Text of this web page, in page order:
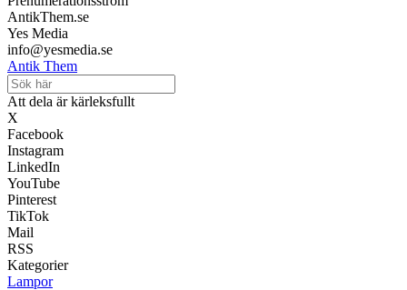
AntikThem.se
Yes Media
info@yesmedia.se
Antik Them
Att dela är kärleksfullt
X
Facebook
Instagram
LinkedIn
YouTube
Pinterest
TikTok
Mail
RSS
Kategorier
Lampor